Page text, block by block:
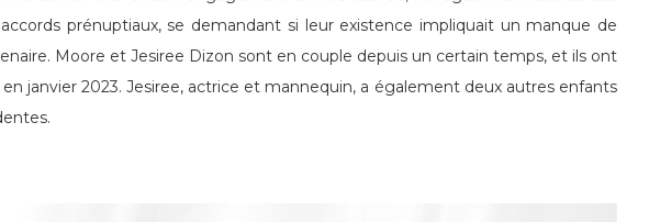
prénuptiaux, se demandant si leur existence impliquait un manque de
Moore et Jesiree Dizon sont en couple depuis un certain temps, et ils ont
en janvier 2023. Jesiree, actrice et mannequin, a également deux autres enfants